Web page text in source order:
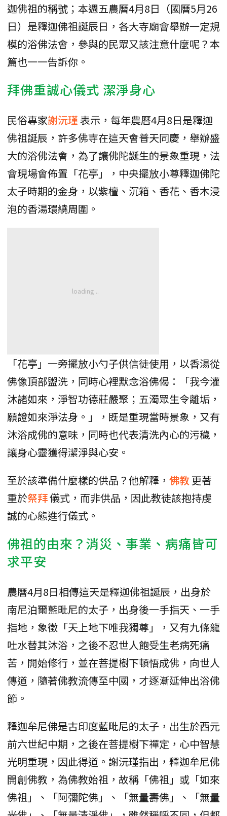
迦佛祖的稱號；本週五農曆4月8日（國曆5月26
日）是釋迦佛祖誕辰日，各大寺廟會舉辦一定規
模的浴佛法會，參與的民眾又該注意什麼呢？本
篇也一一告訴你。
拜佛重誠心儀式 潔淨身心
民俗專家謝沅瑾表示，每年農曆4月8日是釋迦
佛祖誕辰，許多佛寺在這天會普天同慶，舉辦盛
大的浴佛法會，為了讓佛陀誕生的景象重現，法
會現場會佈置「花亭」，中央擺放小尊釋迦佛陀
太子時期的金身，以紫檀、沉箱、香花、香木浸
泡的香湯環繞周圍。
「花亭」一旁擺放小勺子供信徒使用，以香湯從
佛像頂部盥洗，同時心裡默念浴佛偈：「我今灌
沐諸如來，淨智功德莊嚴聚；五濁眾生令離垢，
願證如來淨法身。」，既是重現當時景象，又有
沐浴成佛的意味，同時也代表清洗內心的污穢，
讓身心靈獲得潔淨與心安。
至於該準備什麼樣的供品？他解釋， 佛教更著
重於祭拜儀式，而非供品，因此教徒該抱持虔
誠的心態進行儀式。
佛祖的由來？消災、事業、病痛皆可
求平安
農曆4月8日相傳這天是釋迦佛祖誕辰，出身於
南尼泊爾藍毗尼的太子，出身後一手指天、一手
指地，象徵「天上地下唯我獨尊」，又有九條龍
吐水替其沐浴，之後不忍世人飽受生老病死痛
苦，開始修行，並在菩提樹下頓悟成佛，向世人
傳道，隨著佛教流傳至中國，才逐漸延伸出浴佛
節。
釋迦牟尼佛是古印度藍毗尼的太子，出生於西元
前六世紀中期，之後在菩提樹下禪定，心中智慧
光明重現，因此得道。謝沅瑾指出，釋迦牟尼佛
開創佛教，為佛教始祖，故稱「佛祖」或「如來
佛祖」、「阿彌陀佛」、「無量壽佛」、「無量